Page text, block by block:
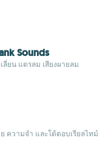
Sounds
ยน แตรลม เสียงผายลม
ความจำ และโต้ตอบเรียลไทม์